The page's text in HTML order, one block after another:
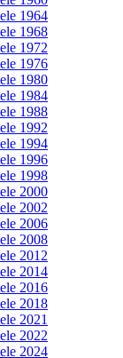
1964
1968
1972
1976
1980
1984
1988
1992
1994
1996
1998
2000
2002
2006
2008
2012
2014
2016
2018
2021
2022
2024